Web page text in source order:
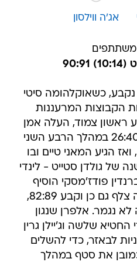
אג'ה ווילסון
כשאוקלהומה סיטי
הקבוצות המרעננות
ראשון צמוד, העלה אמן
תומפסון את הרוקטס ל-26:40 במהלך הרבע השני
הגיע המאני טיים ובו
של גולדן סטייט - לינדי
פודז'מסקי הוסיף
אחת משלו, ג'ונתן קומינגה צלף גם כן וקבע 82:89,
לא נגמר. אלפרן שנגון
קרי החטיא שלשה וג'יילן גרין
פעמיים מהקו, 3.5 שניות לבאזר, כדי להשלים
את סטף במהלך